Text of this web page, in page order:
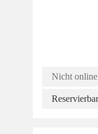
Nicht
Reservierbar